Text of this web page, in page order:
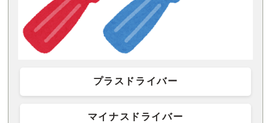
プラスドライバー
マイナスドライバー